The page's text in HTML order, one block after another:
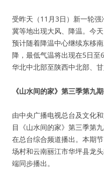
受昨天（11月3日）新一轮
冀等地出现大风、降温。今
预计随着降温中心继续东移
降，最低气温将出现在5日
华北中北部至陕西中北部、甘
《山水间的家》第三季第九
由中央广播电视总台及文化
目《山水间的家》第三季第
在总台综合频道播出。本期
场村和云南丽江市华坪县龙
端同步播出。